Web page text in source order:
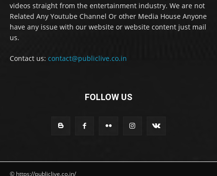
videos straight from the entertainment industry. We are not
Related Any Youtube Channel Or other Media House Anyone
have any issue with our website or website content just mail
us.
Contact us: contact@publiclive.co.in
FOLLOW US
© https://publiclive.co.in/